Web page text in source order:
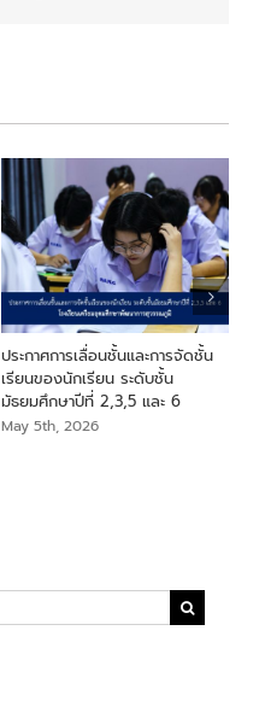
ประกาศการเลื่อนชั้นและการจัดชั้น
เรียนของนักเรียน ระดับชั้น
มัธยมศึกษาปีที่ 2,3,5 และ 6
May 5th, 2026